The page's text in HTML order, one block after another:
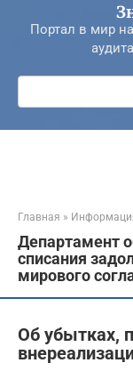
Портал в мир
Поиск:
Главная »
Департамент
списания
мирового
Об убытках,